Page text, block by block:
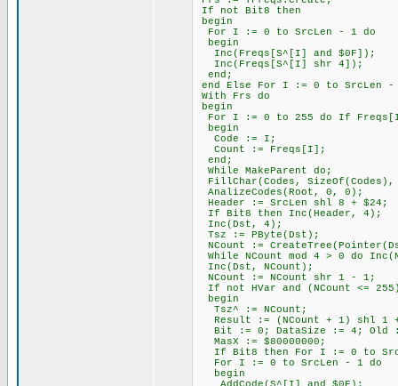
If not Bit8 then
begin
For I := 0 to SrcLen - 1 do
begin
Inc(Freqs[S^[I] and $0F]);
Inc(Freqs[S^[I] shr 4]);
end;
end Else For I := 0 to SrcLen
With Frs do
begin
For I := 0 to 255 do If Freqs[I]
begin
Code := I;
Count := Freqs[I];
end;
While MakeParent do;
FillChar(Codes,
AnalizeCodes(Root, 0, 0);
Header := SrcLen shl 8 + $24;
If Bit8 then Inc(Header, 4);
Inc(Dst, 4);
Tsz := PByte(Dst);
NCount :=
While NCount mod 4 > 0 do
Inc(Dst, NCount);
NCount := NCount shr 1 - 1;
If not HVar and (NCount <=
begin
Tsz^ := NCount;
Result := (NCount + 1) shl 1
Bit := 0; DataSize := 4; Old
MasX := $80000000;
If Bit8 then For I := 0 to
For I := 0 to SrcLen - 1 do
begin